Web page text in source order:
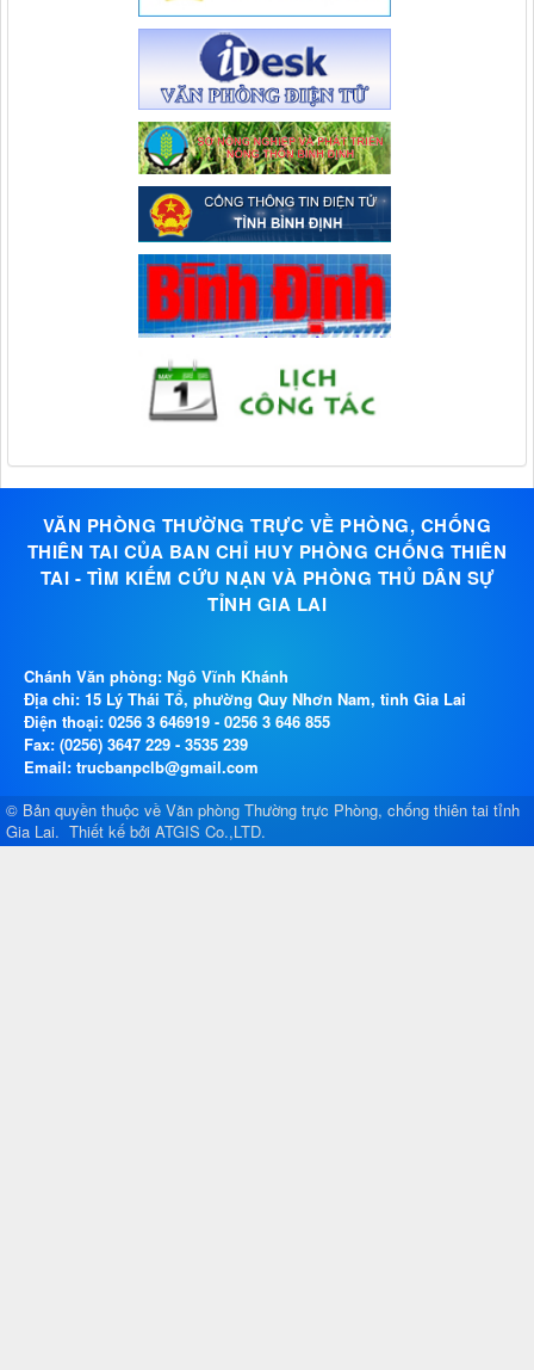
VĂN PHÒNG THƯỜNG TRỰC VỀ PHÒNG, CHỐNG
THIÊN TAI CỦA BAN CHỈ HUY PHÒNG CHỐNG THIÊN
TAI - TÌM KIẾM CỨU NẠN VÀ PHÒNG THỦ DÂN SỰ
TỈNH GIA LAI
Chánh Văn phòng: Ngô Vĩnh Khánh
Địa chỉ: 15 Lý Thái Tổ, phường Quy Nhơn Nam, tỉnh Gia Lai
Điện thoại: 0256 3 646919 - 0256 3 646 855
Fax: (0256) 3647 229 - 3535 239
Email: trucbanpclb@gmail.com
© Bản quyền thuộc về Văn phòng Thường trực Phòng, chống thiên tai tỉnh
Gia Lai. Thiết kế bởi ATGIS Co.,LTD.